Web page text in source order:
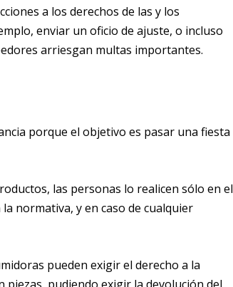
a los derechos de las y los
enviar un oficio de ajuste, o incluso
arriesgan multas importantes.
porque el objetivo es pasar una fiesta
las personas lo realicen sólo en el
normativa, y en caso de cualquier
pueden exigir el derecho a la